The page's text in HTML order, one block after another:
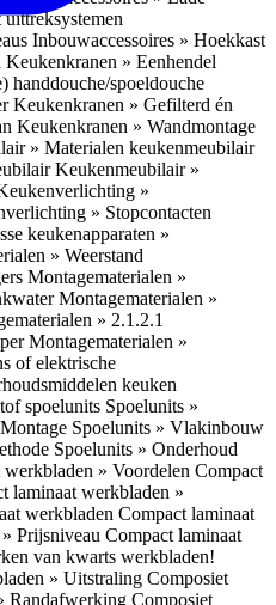
uittreksystemen
Inbouwaccessoires » Hoekkast
Keukenkranen » Eenhendel
handdouche/spoeldouche
Keukenkranen » Gefilterd én
Keukenkranen » Wandmontage
» Materialen keukenmeubilair
Keukenmeubilair »
»
» Stopcontacten
keukenapparaten »
» Weerstand
Montagematerialen »
Montagematerialen »
» 2.1.2.1
Montagematerialen »
of elektrische
keuken
spoelunits Spoelunits »
Montage Spoelunits » Vlakinbouw
Spoelunits » Onderhoud
werkbladen » Voordelen Compact
laminaat werkbladen »
werkbladen Compact laminaat
Prijsniveau Compact laminaat
van kwarts werkbladen!
» Uitstraling Composiet
Randafwerking Composiet